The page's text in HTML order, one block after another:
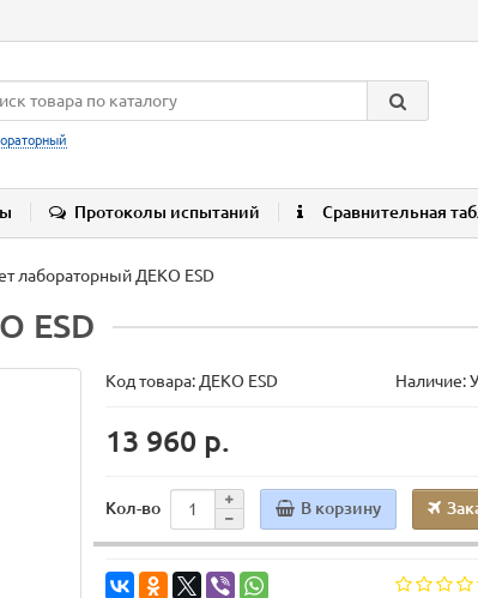
Протоколы испытаний Сравнительная
лабораторный ДЕКО ESD
ESD
Код товара: ДЕКО ESD Наличие:
13 960 р.
Кол-во В корзину